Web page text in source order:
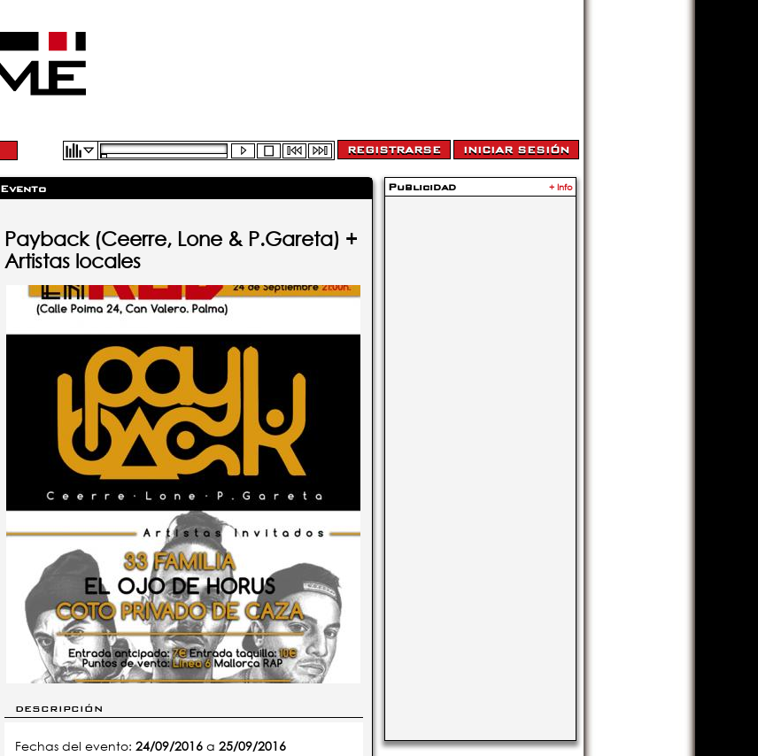
Evento
Payback (Ceerre, Lone & P.Gareta) +
Artistas locales
DESCRIPCIÓN
Fechas del evento: 24/09/2016 a 25/09/2016
Publicidad + Info